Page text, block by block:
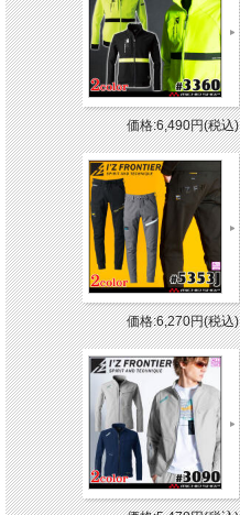
価格:6,490円(税込)
価格:6,270円(税込)